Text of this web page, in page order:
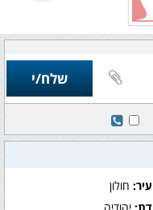
עיר:חולון
דת:יהודיה